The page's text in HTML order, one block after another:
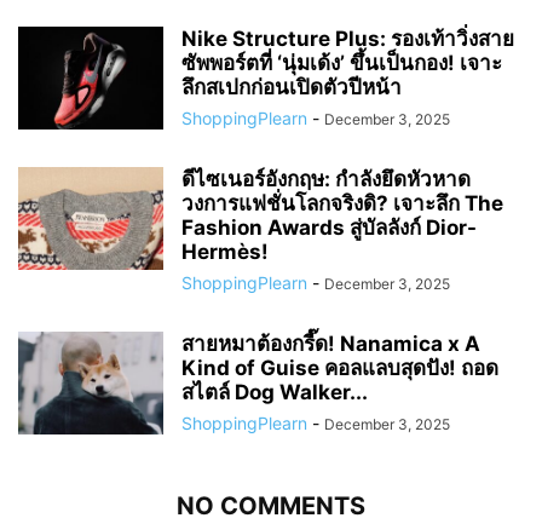
Nike Structure Plus: รองเท้าวิ่งสาย
ซัพพอร์ตที่ ‘นุ่มเด้ง’ ขึ้นเป็นกอง! เจาะ
ลึกสเปกก่อนเปิดตัวปีหน้า
ShoppingPlearn - December 3, 2025
ดีไซเนอร์อังกฤษ: กำลังยึดหัวหาด
วงการแฟชั่นโลกจริงดิ? เจาะลึก The
Fashion Awards สู่บัลลังก์ Dior-
Hermès!
ShoppingPlearn - December 3, 2025
สายหมาต้องกรี๊ด! Nanamica x A
Kind of Guise คอลแลบสุดปัง! ถอด
สไตล์ Dog Walker...
ShoppingPlearn - December 3, 2025
NO COMMENTS